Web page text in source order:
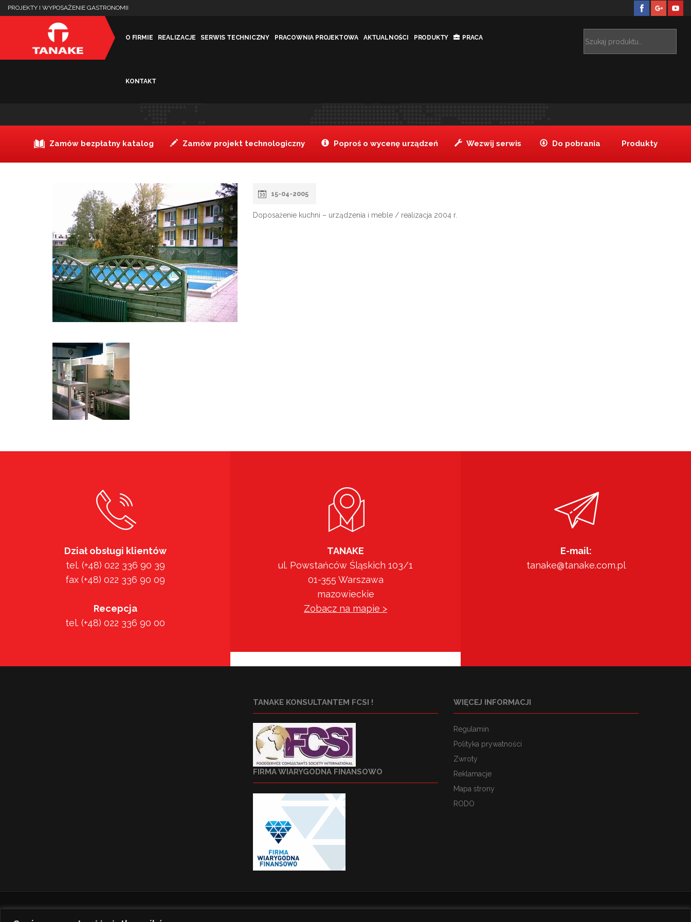
PROJEKTY I WYPOSAŻENIE GASTRONOMII
O FIRMIE REALIZACJE SERWIS TECHNICZNY PRACOWNIA PROJEKTOWA AKTUALNOŚCI PRODUKTY PRACA
KONTAKT
Zamów bezpłatny katalog Zamów projekt technologiczny Poproś o wycenę urządzeń Wezwij serwis Do pobrania Produkty
15-04-2005
Doposażenie kuchni – urządzenia i meble / realizacja 2004 r.
Dział obsługi klientów
tel. (+48) 022 336 90 39
fax (+48) 022 336 90 09
Recepcja
tel. (+48) 022 336 90 00
TANAKE
ul. Powstańców Śląskich 103/1
01-355 Warszawa
mazowieckie
Zobacz na mapie >
E-mail:
tanake@tanake.com.pl
TANAKE KONSULTANTEM FCSI !
FIRMA WIARYGODNA FINANSOWO
WIĘCEJ INFORMACJI
Regulamin
Polityka prywatności
Zwroty
Reklamacje
Mapa strony
RODO